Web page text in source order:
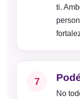
ti.
7
No